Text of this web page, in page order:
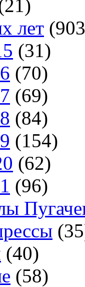
лет
(31)
(70)
(69)
(84)
(154)
(62)
(96)
(40)
(58)